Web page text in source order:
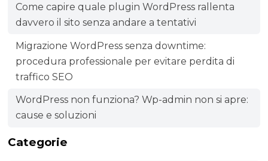
Come capire quale plugin WordPress rallenta
davvero il sito senza andare a tentativi
Migrazione WordPress senza downtime:
procedura professionale per evitare perdita di
traffico SEO
WordPress non funziona? Wp-admin non si apre:
cause e soluzioni
Categorie